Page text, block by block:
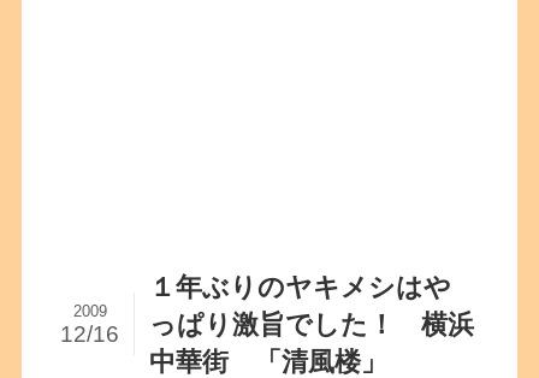
１年ぶりのヤキメシはや
っぱり激旨でした！ 横浜
中華街 「清風楼」
2009
12/16